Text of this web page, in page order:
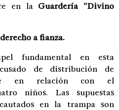
en la Guardería “Divino
a fianza.
fundamental en esta
de distribución de
en relación con el
niños. Las supuestas
en la trampa son